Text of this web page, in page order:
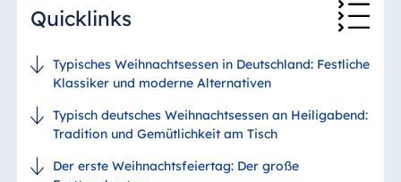
Quicklinks
Typisches Weihnachtsessen in Deutschland: Festliche
Klassiker und moderne Alternativen
Typisch deutsches Weihnachtsessen an Heiligabend:
Tradition und Gemütlichkeit am Tisch
Der erste Weihnachtsfeiertag: Der große